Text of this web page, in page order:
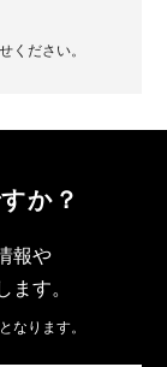
ください。
か？
報や
ます。
なります。